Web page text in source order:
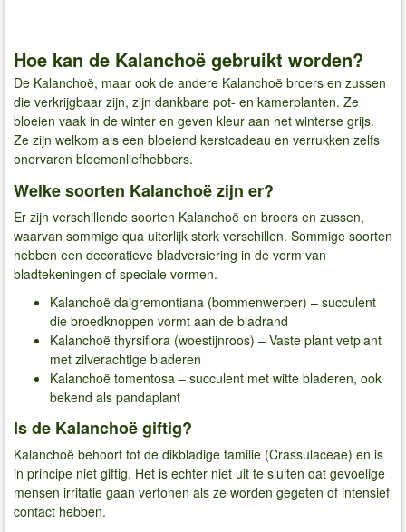
Hoe kan de Kalanchoë gebruikt worden?
De Kalanchoë, maar ook de andere Kalanchoë broers en zussen
die verkrijgbaar zijn, zijn dankbare pot- en kamerplanten. Ze
bloeien vaak in de winter en geven kleur aan het winterse grijs.
Ze zijn welkom als een bloeiend kerstcadeau en verrukken zelfs
onervaren bloemenliefhebbers.
Welke soorten Kalanchoë zijn er?
Er zijn verschillende soorten Kalanchoë en broers en zussen,
waarvan sommige qua uiterlijk sterk verschillen. Sommige soorten
hebben een decoratieve bladversiering in de vorm van
bladtekeningen of speciale vormen.
Kalanchoë daigremontiana (bommenwerper) – succulent
die broedknoppen vormt aan de bladrand
Kalanchoë thyrsiflora (woestijnroos) – Vaste plant vetplant
met zilverachtige bladeren
Kalanchoë tomentosa – succulent met witte bladeren, ook
bekend als pandaplant
Is de Kalanchoë giftig?
Kalanchoë behoort tot de dikbladige familie (Crassulaceae) en is
in principe niet giftig. Het is echter niet uit te sluiten dat gevoelige
mensen irritatie gaan vertonen als ze worden gegeten of intensief
contact hebben.